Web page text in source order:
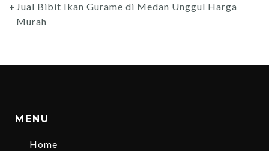
Jual Bibit Ikan Gurame di Medan Unggul Harga
Murah
MENU
Home